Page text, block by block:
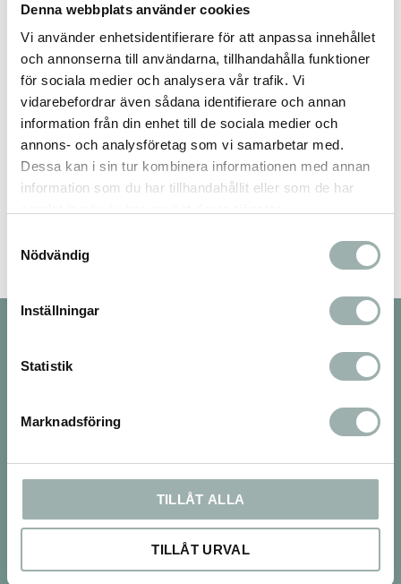
Denna webbplats använder cookies
Vi använder enhetsidentifierare för att anpassa innehållet
och annonserna till användarna, tillhandahålla funktioner
för sociala medier och analysera vår trafik. Vi
vidarebefordrar även sådana identifierare och annan
information från din enhet till de sociala medier och
annons- och analysföretag som vi samarbetar med.
Dessa kan i sin tur kombinera informationen med annan
information som du har tillhandahållit eller som de har
Nödvändig
Inställningar
Statistik
Marknadsföring
TILLÅT ALLA
TILLÅT URVAL
Bli den första att lämna ett omdöme.
Dina personuppgifter behandlas i enlighet med vårintegritetspolicy.
Om oss
Vi finns både på webben och med en 250kvm
stor fysisk butik i Tumba och nu även en ny butik i